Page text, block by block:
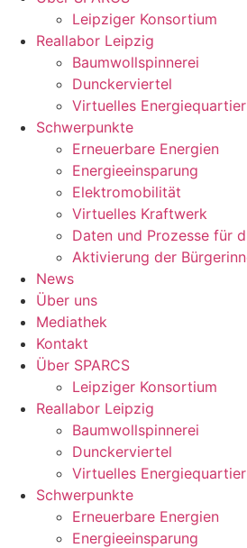
Leipziger Konsortium
Reallabor Leipzig
Baumwollspinnerei
Dunckerviertel
Virtuelles Energiequartier
Schwerpunkte
Erneuerbare Energien
Energieeinsparung
Elektromobilität
Virtuelles Kraftwerk
Daten und Prozesse für
Aktivierung der
News
Über uns
Mediathek
Kontakt
Über SPARCS
Leipziger Konsortium
Reallabor Leipzig
Baumwollspinnerei
Dunckerviertel
Virtuelles Energiequartier
Schwerpunkte
Erneuerbare Energien
Energieeinsparung